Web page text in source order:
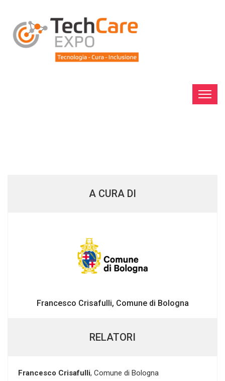
A CURA DI
Francesco Crisafulli, Comune di Bologna
RELATORI
Francesco Crisafulli, Comune di Bologna